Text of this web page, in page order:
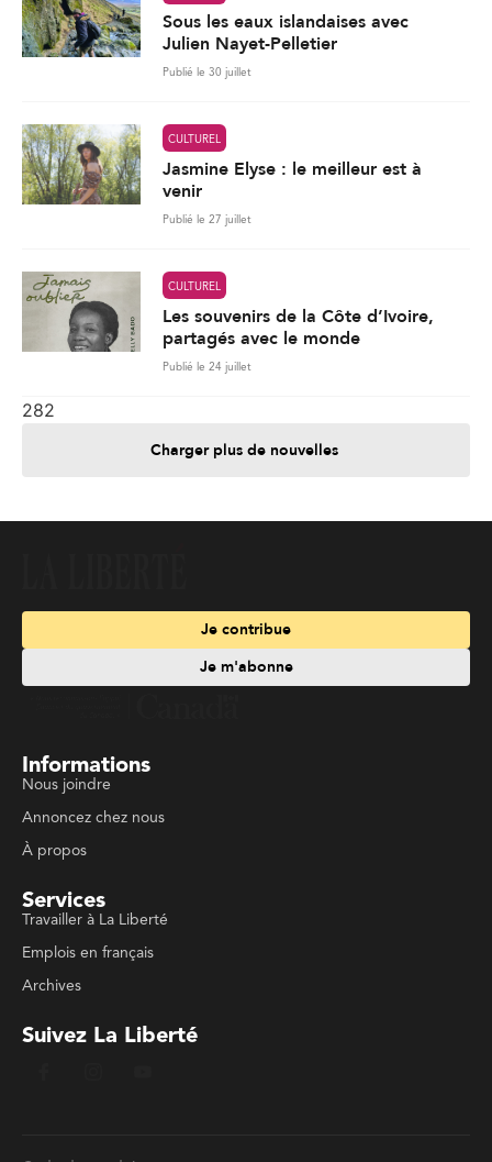
Sous les eaux islandaises avec
Julien Nayet-Pelletier
Publié le 30 juillet
CULTUREL
Jasmine Elyse : le meilleur est à
venir
Publié le 27 juillet
CULTUREL
Les souvenirs de la Côte d’Ivoire,
partagés avec le monde
Publié le 24 juillet
282
Charger plus de nouvelles
Je contribue
Je m'abonne
Informations
Nous joindre
Annoncez chez nous
À propos
Services
Travailler à La Liberté
Emplois en français
Archives
Suivez La Liberté